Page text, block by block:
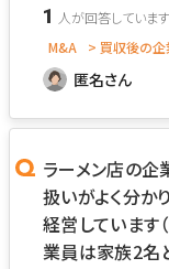
1
M&A > 買収後の
匿名さん
ラーメン店の企
扱いがよく分か
経営しています
業員は家族2名